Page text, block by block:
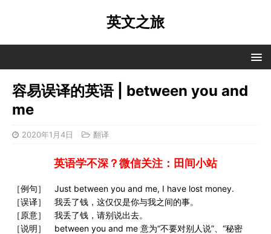
英文之旅
容易误译的英语 | between you and
me
2020年1月4日 翻译
英语学不深？微信关注：田间小站
［例句］ Just between you and me, I have lost money.
［误译］ 我丢了钱，这仅仅是你与我之间的事。
［原意］ 我丢了钱，请别说出去。
［说明］ between you and me 意为“不要对别人说”、“秘密